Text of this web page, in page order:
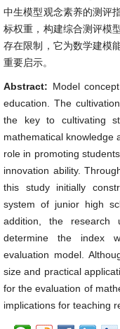
中生模型观念素养的测评
标权重，构建综合测评模
存在限制，它为数学建模
重要启示。
Abstract: Model
education. The
the key to cultivating
mathematical knowledge
role in promoting
innovation ability.
this study initially
system of junior high
addition, the research
determine the index
evaluation model.
size and practical
for the evaluation of
implications for teaching